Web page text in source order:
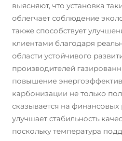
выясняют, что установка
облегчает соблюдение
также способствует
клиентами благодаря
области устойчивого
производителей
повышение
карбонизации не только
сказывается на финансовых
улучшает стабильность
поскольку температура